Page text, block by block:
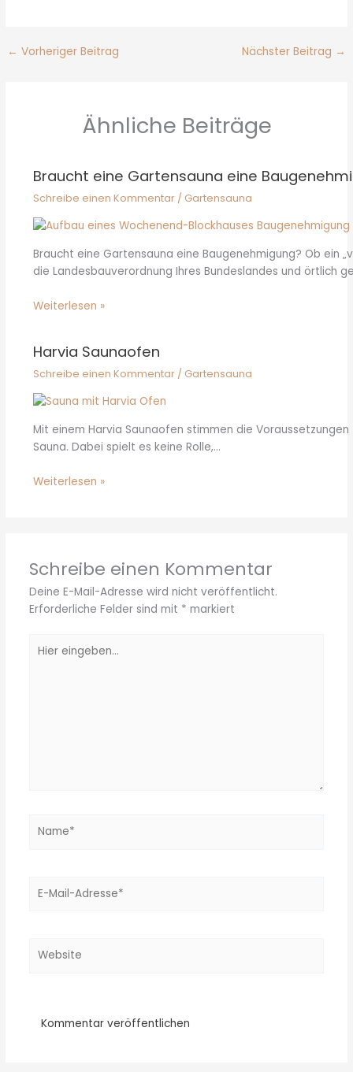
← Vorheriger Beitrag Nächster Beitrag →
Ähnliche Beiträge
Braucht eine Gartensauna eine
Schreibe einen Kommentar / Gartensauna
Braucht eine Gartensauna eine Baugenehmigung? Ob ein
die Landesbauverordnung Ihres Bundeslandes und örtlich
Weiterlesen »
Harvia Saunaofen
Schreibe einen Kommentar / Gartensauna
Mit einem Harvia Saunaofen stimmen die
Sauna. Dabei spielt es keine Rolle,…
Weiterlesen »
Schreibe einen Kommentar
Deine E-Mail-Adresse wird nicht veröffentlicht.
Erforderliche Felder sind mit * markiert
eingeben…
Mail-